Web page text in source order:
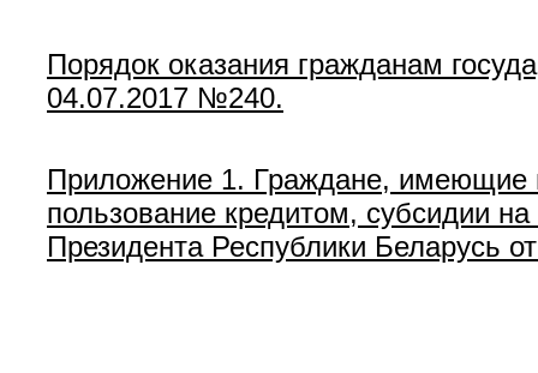
Порядок оказания гражданам
04.07.2017 №240.
Приложение 1. Граждане, имеющие
пользование кредитом, субсидии
Президента Республики Беларусь